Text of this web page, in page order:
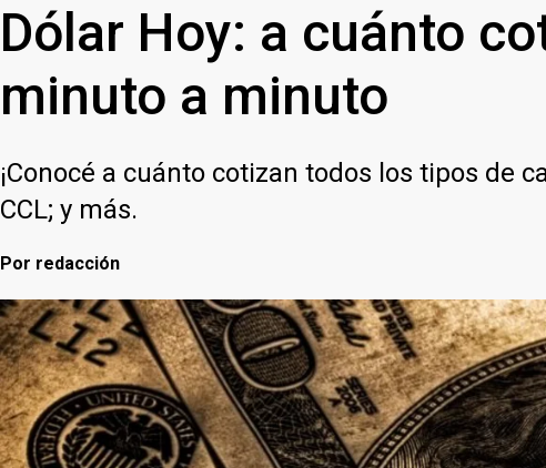
Dólar Hoy: a cuánto
minuto a minuto
¡Conocé a cuánto cotizan todos los tipos de
CCL; y más.
Por redacción